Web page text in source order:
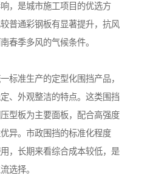
，是城市施工项目的优选方
普通彩钢板有显著提升，抗风
春季多风的气候条件。
标准生产的定型化围挡产品，
、外观整洁的特点。这类围挡
型板为主要面板，配合高强度
异。市政围挡的标准化程度
，长期来看综合成本较低，是
选择。